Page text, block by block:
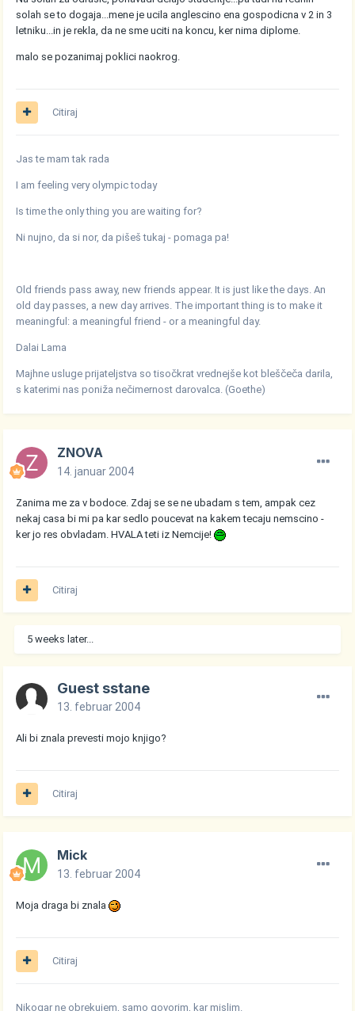
solah se to dogaja...mene je ucila anglescino ena gospodicna v 2 in 3
letniku...in je rekla, da ne sme uciti na koncu, ker nima diplome.
malo se pozanimaj poklici naokrog.
Citiraj
Jas te mam tak rada
I am feeling very olympic today
Is time the only thing you are waiting for?
Ni nujno, da si nor, da pišeš tukaj - pomaga pa!
Old friends pass away, new friends appear. It is just like the days. An
old day passes, a new day arrives. The important thing is to make it
meaningful: a meaningful friend - or a meaningful day.
Dalai Lama
Majhne usluge prijateljstva so tisočkrat vrednejše kot bleščeča darila,
s katerimi nas poniža nečimernost darovalca. (Goethe)
ZNOVA
14. januar 2004
Zanima me za v bodoce. Zdaj se se ne ubadam s tem, ampak cez
nekaj casa bi mi pa kar sedlo poucevat na kakem tecaju nemscino -
ker jo res obvladam. HVALA teti iz Nemcije!
Citiraj
5 weeks later...
Guest sstane
13. februar 2004
Ali bi znala prevesti mojo knjigo?
Citiraj
Mick
13. februar 2004
Moja draga bi znala
Citiraj
Nikogar ne obrekujem, samo govorim, kar mislim.